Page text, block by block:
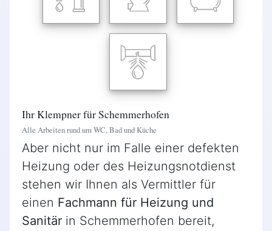
Ihr Klempner für Schemmerhofen
Alle Arbeiten rund um WC, Bad und Küche
Aber nicht nur im Falle einer defekten
Heizung oder des Heizungsnotdienst
stehen wir Ihnen als Vermittler für
einen Fachmann für Heizung und
Sanitär in Schemmerhofen bereit,